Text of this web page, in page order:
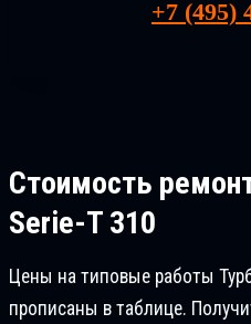
+7 (495)
Стоимость
Serie-T 310
Цены на типовые работы
прописаны в таблице.